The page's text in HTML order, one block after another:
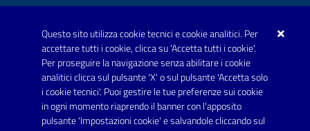
Questo sito utilizza cookie tecnici e cookie analitici. Per
accettare tutti i cookie, clicca su 'Accetta tutti i cookie'.
Per proseguire la navigazione senza abilitare i cookie
analitici clicca sul pulsante 'X' o sul pulsante 'Accetta solo
i cookie tecnici'. Puoi gestire le tue preferenze sui cookie
in ogni momento riaprendo il banner con l'apposito
pulsante 'Impostazioni cookie' e salvandole cliccando sul
Telefono: 0999707766
Fax: 0999704336
Posta Elettronica Certificata:
prot.comune.avetrana@pec.rupar.puglia.it